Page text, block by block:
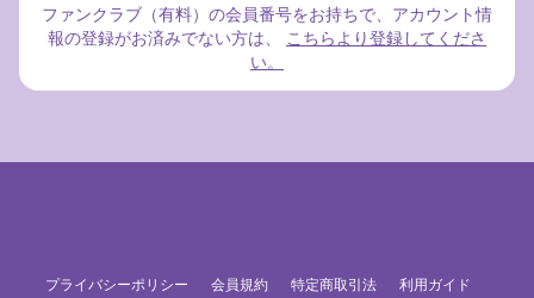
ファンクラブ（有料）の会員番号をお持ちで、アカウント情
報の登録がお済みでない方は、 こちらより登録してくださ
い。
プライバシーポリシー 会員規約 特定商取引法
利用ガイド